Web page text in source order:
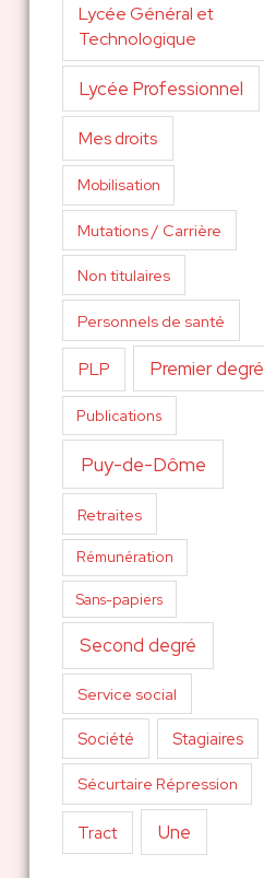
Lycée Général et
Technologique
Lycée Professionnel
Mes droits
Mobilisation
Mutations / Carrière
Non titulaires
Personnels de santé
PLP Premier degré
Publications
Puy-de-Dôme
Retraites
Rémunération
Sans-papiers
Second degré
Service social
Société Stagiaires
Sécurtaire Répression
Tract Une